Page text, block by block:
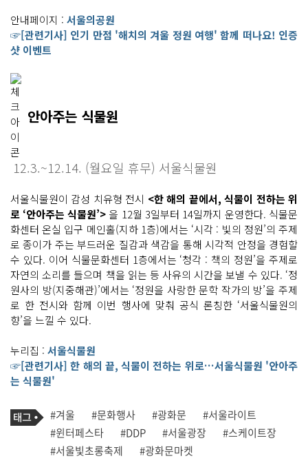
안내페이지 : 서울의공원
☞[관련기사] 인기 만점 '해치의 겨울 정원 여행' 함께 떠나요! 인증
샷 이벤트
안아주는 식물원
12.3.~12.14. (월요일 휴무) 서울식물원
서울식물원이 감성 치유형 전시 <한 해의 끝에서, 식물이 전하는 위
로 ‘안아주는 식물원’> 을 12월 3일부터 14일까지 운영한다. 식물문
화센터 온실 입구 메인홀(지하 1층)에서는 ‘시각 : 빛의 정원’의 주제
로 종이가 주는 부드러운 질감과 색감을 통해 시각적 안정을 경험할
수 있다. 이어 식물문화센터 1층에서는 ‘청각 : 책의 정원’을 주제로
자연의 소리를 들으며 책을 읽는 등 사유의 시간을 보낼 수 있다. ‘정
원사의 방(지중해관)’에서는 ‘정원을 사랑한 문학 작가의 방’을 주제
로 한 전시와 함께 이번 행사에 맞춰 공식 론칭한 ‘서울식물원의
향’을 느낄 수 있다.
누리집 : 서울식물원
☞[관련기사] 한 해의 끝, 식물이 전하는 위로…서울식물원 '안아주
는 식물원'
사
관
련
태
태
그
#겨울 #문화행사 #광화문
#서울라이트
#윈터페스타
#DDP #서울광장
#스케이트장
#서울빛초롱축제
#광화문마켓